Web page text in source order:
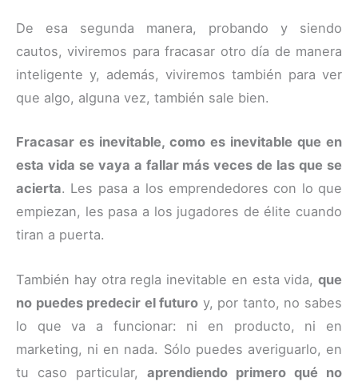
De esa segunda manera, probando y siendo
cautos, viviremos para fracasar otro día de manera
inteligente y, además, viviremos también para ver
que algo, alguna vez, también sale bien.
Fracasar es inevitable, como es inevitable que en
esta vida se vaya a fallar más veces de las que se
acierta. Les pasa a los emprendedores con lo que
empiezan, les pasa a los jugadores de élite cuando
tiran a puerta.
También hay otra regla inevitable en esta vida, que
no puedes predecir el futuro y, por tanto, no sabes
lo que va a funcionar: ni en producto, ni en
marketing, ni en nada. Sólo puedes averiguarlo, en
tu caso particular, aprendiendo primero qué no